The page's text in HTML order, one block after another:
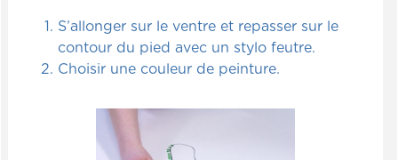
S’allonger sur le ventre et repasser sur le
contour du pied avec un stylo feutre.
Choisir une couleur de peinture.